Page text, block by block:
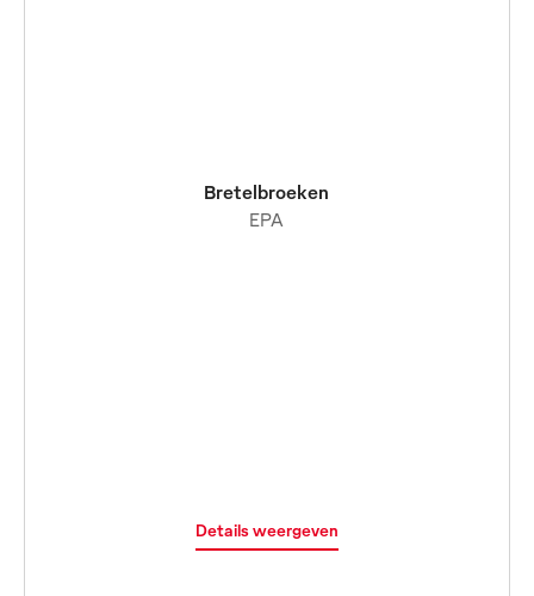
Bretelbroeken
EPA
Details weergeven